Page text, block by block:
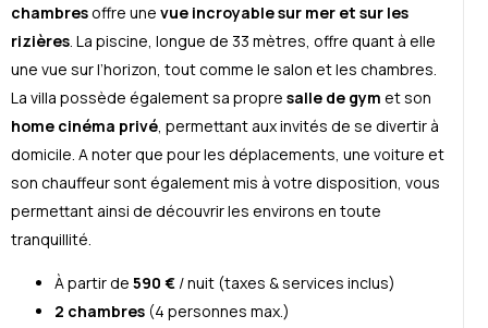
chambresoffre une vue incroyable sur mer et sur les
rizières. La piscine, longue de 33 mètres, offre quant à elle
une vue sur l’horizon, tout comme le salon et les chambres.
La villa possède également sa propre salle de gym et son
home cinéma privé, permettant aux invités de se divertir à
domicile. A noter que pour les déplacements, une voiture et
son chauffeur sont également mis à votre disposition, vous
permettant ainsi de découvrir les environs en toute
tranquillité.
À partir de 590 € / nuit (taxes & services inclus)
2 chambres (4 personnes max.)